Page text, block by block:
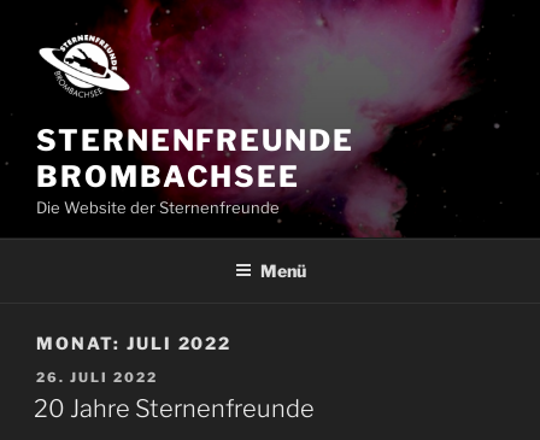
Inhalt
springen
STERNENFREUNDE
BROMBACHSEE
Die Website der Sternenfreunde
Menü
MONAT: JULI 2022
VERÖFFENTLICHT
AM
26. JULI 2022
20 Jahre Sternenfreunde